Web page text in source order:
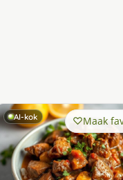
AI-kok Maak